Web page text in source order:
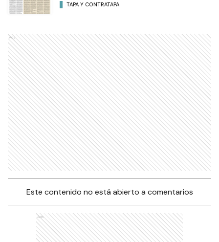
TAPA Y CONTRATAPA
Ads
Este contenido no está abierto a comentarios
Ads